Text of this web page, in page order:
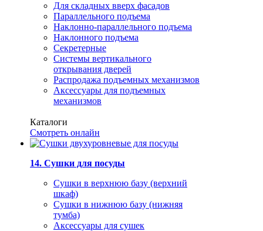
Для складных вверх фасадов
Параллельного подъема
Наклонно-параллельного подъема
Наклонного подъема
Секретерные
Системы вертикального
открывания дверей
Распродажа подъемных механизмов
Аксессуары для подъемных
механизмов
Каталоги
Смотреть онлайн
14. Сушки для посуды
Сушки в верхнюю базу (верхний
шкаф)
Сушки в нижнюю базу (нижняя
тумба)
Аксессуары для сушек